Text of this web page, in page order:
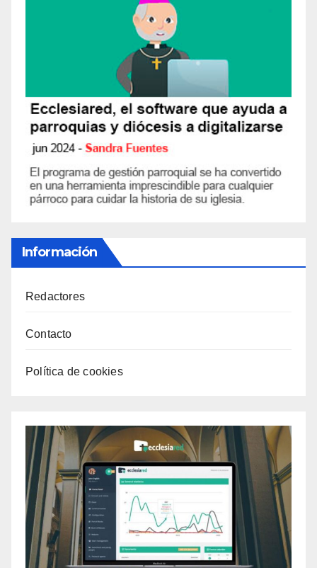
Información
Redactores
Contacto
Política de cookies